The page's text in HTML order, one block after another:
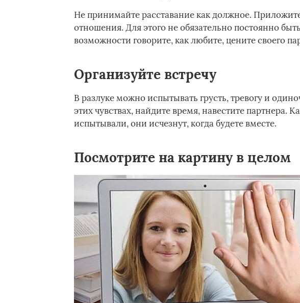
Не принимайте расставание как должное.
отношения. Для этого не обязательно постоянно
возможности говорите, как любите, цените своего
Организуйте встречу
В разлуке можно испытывать грусть, тревогу и
этих чувствах, найдите время, навестите партнера.
испытывали, они исчезнут, когда будете вместе.
Посмотрите на картину в целом